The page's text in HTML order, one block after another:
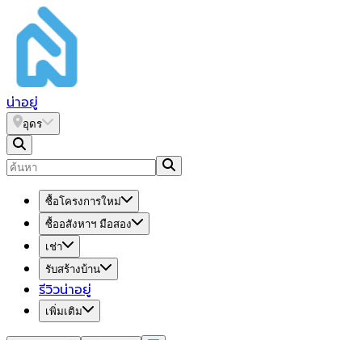
น่าอยู่
อุดร
ซื้อโครงการใหม่
ซื้ออสังหาฯ มือสอง
เช่า
รับสร้างบ้าน
รีวิวน่าอยู่
เพิ่มเติม